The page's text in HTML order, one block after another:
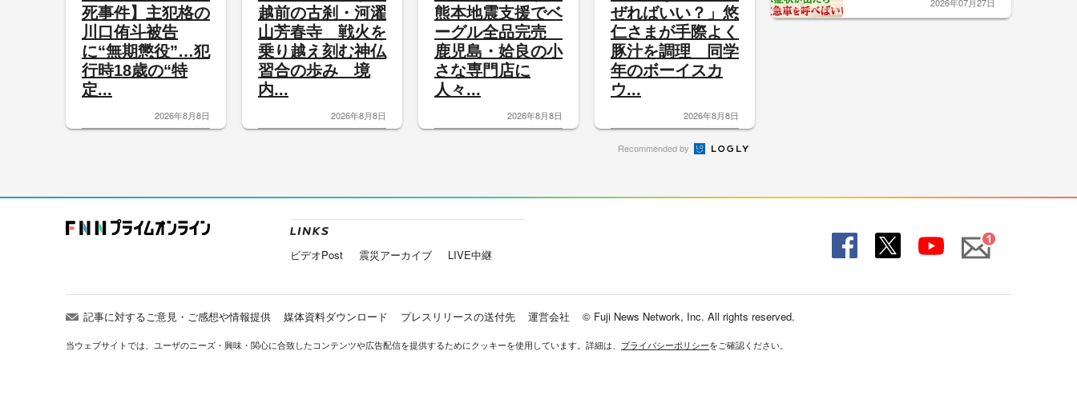
死事件】主犯格の
川口侑斗被告
に“無期懲役”…犯
行時18歳の“特
定...
2026年8月8日
越前の古刹・河濯
山芳春寺 戦火を
乗り越え刻む神仏
習合の歩み 境
内...
2026年8月8日
熊本地震支援でベ
ーグル全品完売
鹿児島・姶良の小
さな専門店に
人々...
2026年8月8日
ぜればいい？」悠
仁さまが手際よく
豚汁を調理 同学
年のボーイスカ
ウ...
2026年8月8日
Recommended by
ビデオPost 震災アーカイブ LIVE中継
Fac
ebo
X
You
Mail
記事に対するご意見・ご感想や情報提供 媒体資料ダウンロード プレスリリースの送付先 運営会社 © Fuji News Network, Inc. All rights reserved.
当ウェブサイトでは、ユーザのニーズ・興味・関⼼に合致したコンテンツや広告配信を提供するためにクッキーを使⽤しています。詳細は、 プライバシーポリシーをご確認ください。